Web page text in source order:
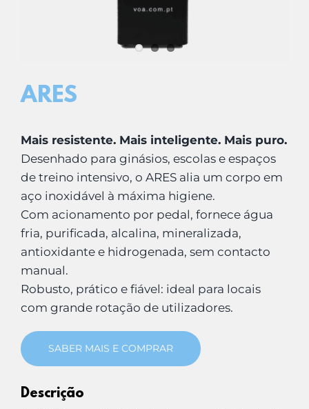
ARES
Mais resistente. Mais inteligente. Mais puro.
Desenhado para ginásios, escolas e espaços
de treino intensivo, o ARES alia um corpo em
aço inoxidável à máxima higiene.
Com acionamento por pedal, fornece água
fria, purificada, alcalina, mineralizada,
antioxidante e hidrogenada, sem contacto
manual.
Robusto, prático e fiável: ideal para locais
com grande rotação de utilizadores.
SABER MAIS E COMPRAR
Descrição